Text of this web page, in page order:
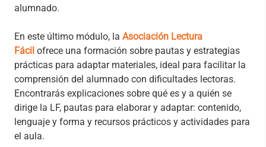
alumnado.
En este último módulo, la Asociación Lectura
Fácil ofrece una formación sobre pautas y estrategias
prácticas para adaptar materiales, ideal para facilitar la
comprensión del alumnado con dificultades lectoras.
Encontrarás explicaciones sobre qué es y a quién se
dirige la LF, pautas para elaborar y adaptar: contenido,
lenguaje y forma y recursos prácticos y actividades para
el aula.